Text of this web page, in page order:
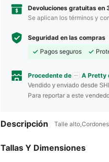
Devoluciones gratuitas en
Se aplican los términos y
Seguridad en las compras
Pagos seguros
Procedente de A Pretty
Vendido y enviado desde
Para reportar a este
Descripción Talle
Tallas Y Dimensiones